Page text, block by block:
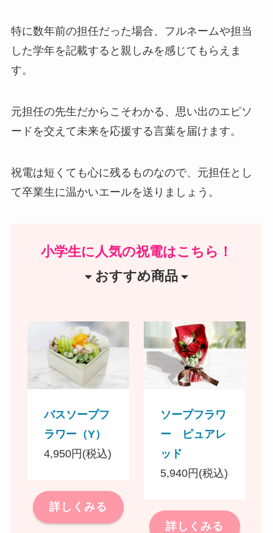
特に数年前の担任だった場合、フルネームや担当
した学年を記載すると親しみを感じてもらえま
す。
元担任の先生だからこそわかる、思い出のエピソ
ードを交えて未来を応援する言葉を届けます。
祝電は短くても心に残るものなので、元担任とし
て卒業生に温かいエールを送りましょう。
小学生に人気の祝電はこちら！
おすすめ商品
バスソープフ
ラワー（Y）
4,950円(税込)
詳しくみる
ソープフラワ
ー ピュアレ
ッド
5,940円(税込)
詳しくみる